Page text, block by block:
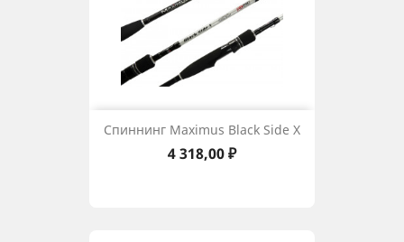
Спиннинг Maximus Black Side X
Цена
4 318,00 ₽